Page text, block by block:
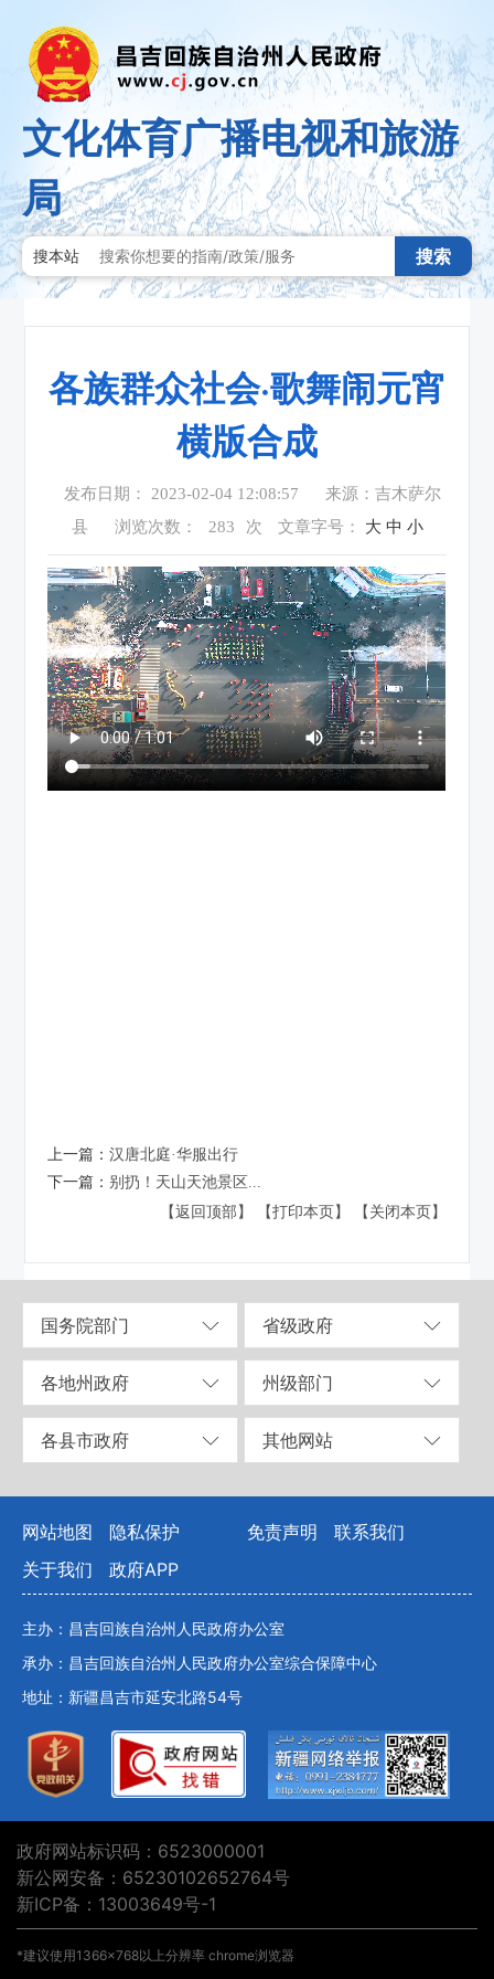
文化体育广播电视和旅游
局
搜本站 搜索
各族群众社会·歌舞闹元宵
横版合成
发布日期： 2023-02-04 12:08:57
来源：吉木萨尔
县
浏览次数： 283 次 文章字号： 大 中 小
上一篇：汉唐北庭·华服出行
下一篇：别扔！天山天池景区...
【返回顶部】
【打印本页】 【关闭本页】
国务院部门 省级政府
各地州政府 州级部门
各县市政府 其他网站
网站地图 隐私保护 免责声明
联系我们
关于我们
政府APP
主办：昌吉回族自治州人民政府办公室
承办：昌吉回族自治州人民政府办公室综合保障中心
地址：新疆昌吉市延安北路54号
政府网站标识码：6523000001
新公网安备：65230102652764号
新ICP备：13003649号-1
*建议使用1366×768以上分辨率 chrome浏览器